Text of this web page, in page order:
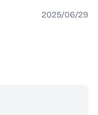
2025/06/29